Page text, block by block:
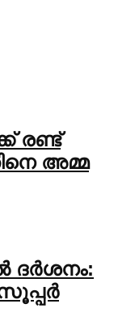
രണ്ട്
അമ്മ
ദർശനം: